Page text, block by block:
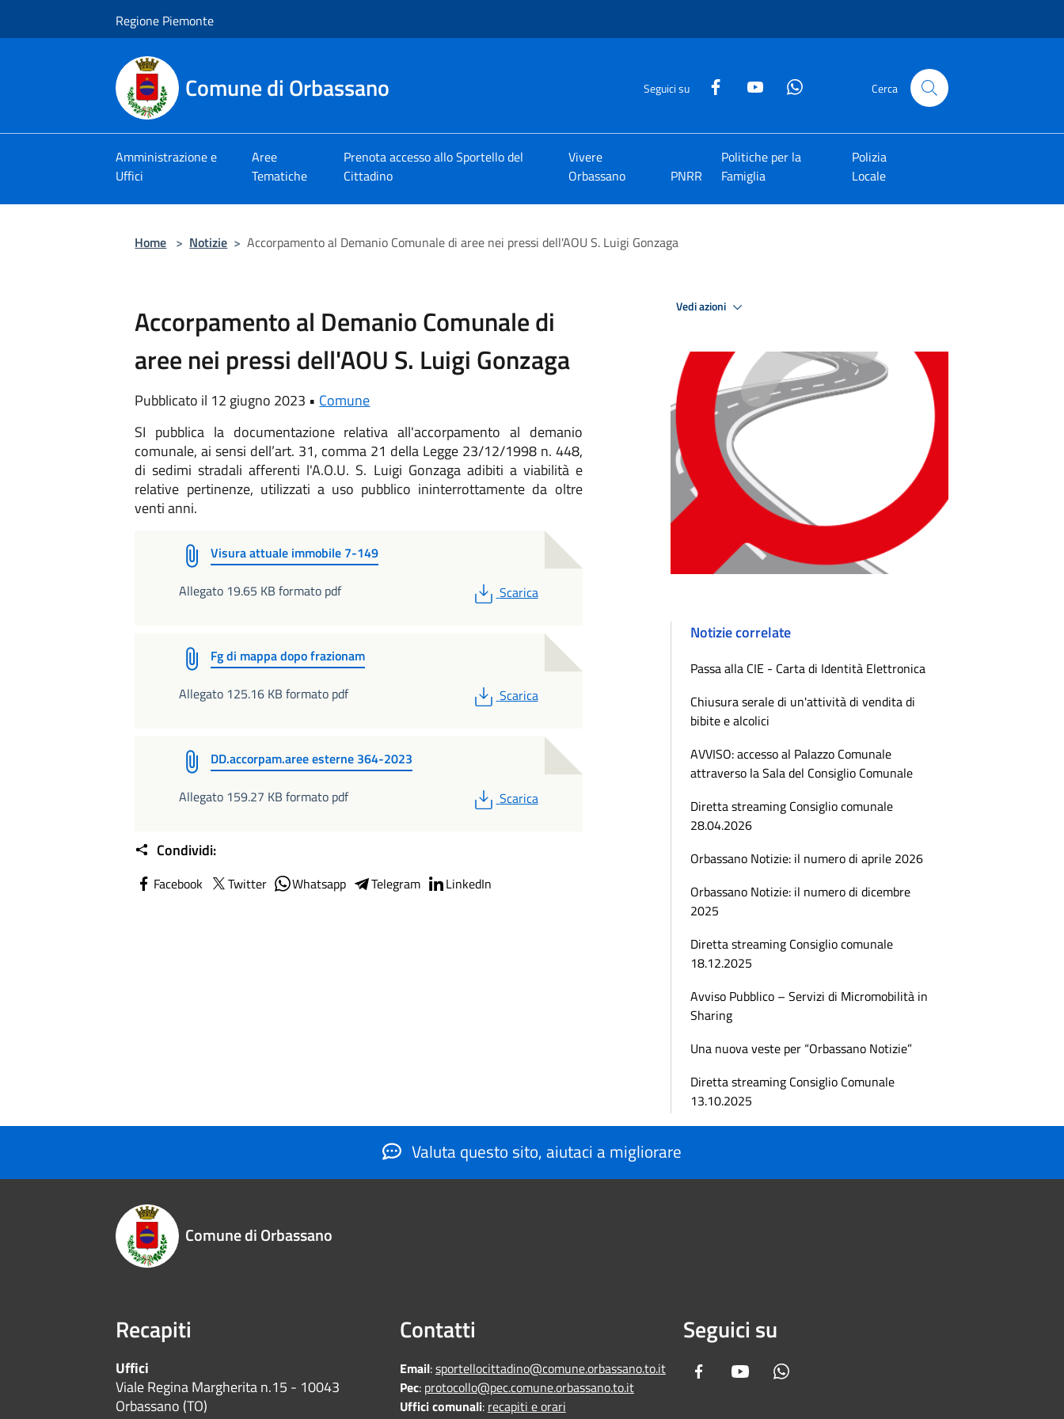
Regione Piemonte
Comune di Orbassano Seguici su Cerca
Amministrazione e
Uffici
Aree
Tematiche
Prenota accesso allo Sportello del
Cittadino
Vivere
Orbassano
PNRR
Politiche per la
Famiglia
Polizia
Locale
Home > Notizie > Accorpamento al Demanio Comunale di aree nei pressi dell'AOU S. Luigi Gonzaga
Accorpamento al Demanio Comunale di
aree nei pressi dell'AOU S. Luigi Gonzaga
Pubblicato il 12 giugno 2023 • Comune
SI pubblica la documentazione relativa all'accorpamento al demanio
comunale, ai sensi dell’art. 31, comma 21 della Legge 23/12/1998 n. 448,
di sedimi stradali afferenti l'A.O.U. S. Luigi Gonzaga adibiti a viabilità e
relative pertinenze, utilizzati a uso pubblico ininterrottamente da oltre
venti anni.
Visura attuale immobile 7-149
Allegato 19.65 KB formato pdf
PDF
Scarica
Fg di mappa dopo frazionam
Allegato 125.16 KB formato pdf
PDF
Scarica
DD.accorpam.aree esterne 364-2023
Allegato 159.27 KB formato pdf
PDF
Scarica
Condividi:
Facebook Twitter Whatsapp Telegram LinkedIn
Vedi azioni
Notizie correlate
Passa alla CIE - Carta di Identità Elettronica
Chiusura serale di un'attività di vendita di
bibite e alcolici
AVVISO: accesso al Palazzo Comunale
attraverso la Sala del Consiglio Comunale
Diretta streaming Consiglio comunale
28.04.2026
Orbassano Notizie: il numero di aprile 2026
Orbassano Notizie: il numero di dicembre
2025
Diretta streaming Consiglio comunale
18.12.2025
Avviso Pubblico – Servizi di Micromobilità in
Sharing
Una nuova veste per “Orbassano Notizie”
Diretta streaming Consiglio Comunale
13.10.2025
Valuta questo sito, aiutaci a migliorare
Comune di Orbassano
Recapiti
Uffici
Viale Regina Margherita n.15 - 10043
Orbassano (TO)
Contatti
Email:sportellocittadino@comune.orbassano.to.it
Pec: protocollo@pec.comune.orbassano.to.it
Uffici comunali: recapiti e orari
Seguici su
Facebook Youtube